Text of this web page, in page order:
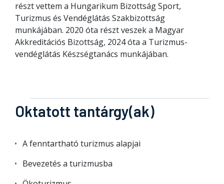
részt vettem a Hungarikum Bizottság Sport,
Turizmus és Vendéglátás Szakbizottság
munkájában. 2020 óta részt veszek a Magyar
Akkreditációs Bizottság, 2024 óta a Turizmus-
vendéglátás Készségtanács munkájában.
Oktatott tantárgy(ak)
A fenntartható turizmus alapjai
Bevezetés a turizmusba